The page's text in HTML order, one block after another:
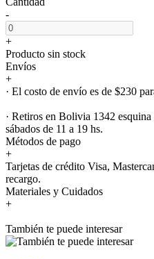
-
+
Producto sin stock
Envíos
+
· El costo de envío es de $230
· Retiros en Bolivia 1342
sábados de 11 a 19 hs.
Métodos de pago
+
Tarjetas de crédito Visa,
recargo.
Materiales y Cuidados
+
También te puede interesar